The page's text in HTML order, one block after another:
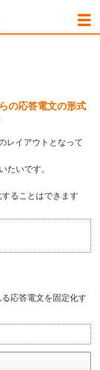
の応答電文の形式
レイアウトとなって
たいです。
ることはできます
応答電文を固定化す